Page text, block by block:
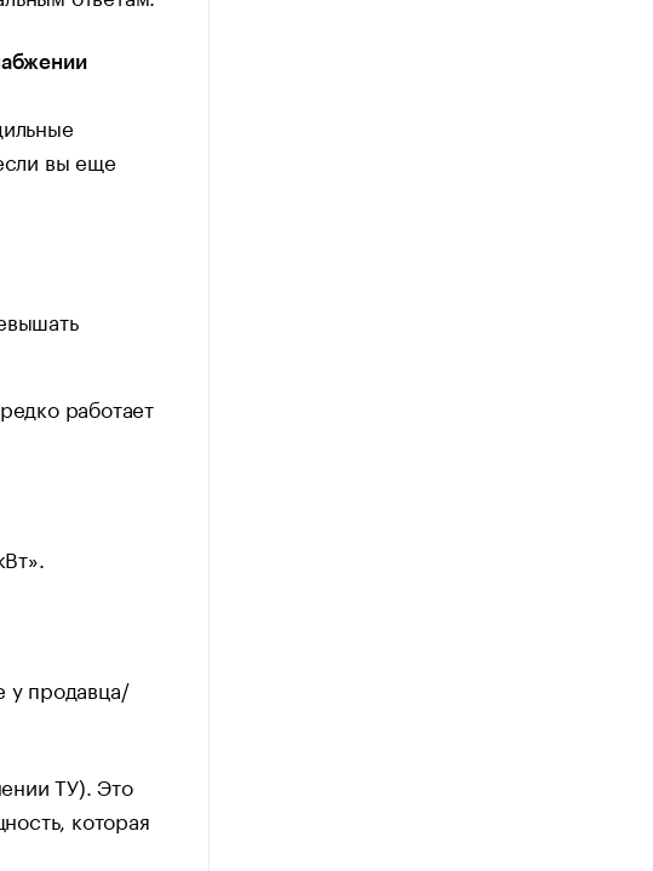
вы еще
работает
у продавца/
ТУ). Это
которая